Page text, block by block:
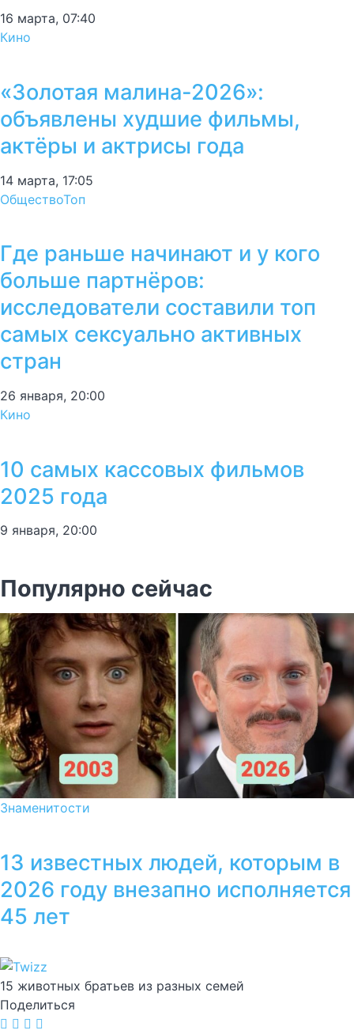
16 марта, 07:40
Кино
«Золотая малина-2026»:
объявлены худшие фильмы,
актёры и актрисы года
14 марта, 17:05
ОбществоТоп
Где раньше начинают и у кого
больше партнёров:
исследователи составили топ
самых сексуально активных
стран
26 января, 20:00
Кино
10 самых кассовых фильмов
2025 года
9 января, 20:00
Популярно сейчас
Знаменитости
13 известных людей, которым в
2026 году внезапно исполняется
45 лет
15 животных братьев из разных семей
Поделиться